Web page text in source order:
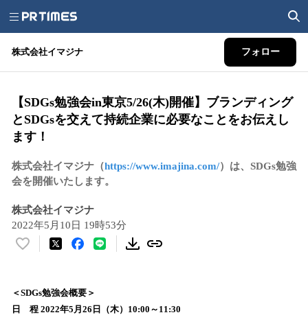
株式会社イマジナ フォロー
【SDGs勉強会in東京5/26(木)開催】ブランディング
とSDGsを交えて持続企業に必要なことをお伝えし
ます！
株式会社イマジナ（https://www.imajina.com/）は、SDGs勉強
会を開催いたします。
株式会社イマジナ
2022年5月10日 19時53分
い
！
数
＜SDGs勉強会概要＞
日 程 2022年5月26日（木）10:00～11:30